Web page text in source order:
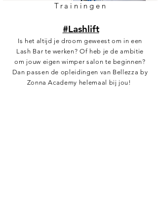
Trainingen
#Lashlift
Is het altijd je droom geweest om in een
Lash Bar te werken? Of heb je de ambitie
om jouw eigen wimper salon te beginnen?
Dan passen de opleidingen van Bellezza by
Zonna Academy helemaal bij jou!